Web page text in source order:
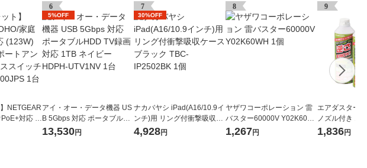
NETGEAR
対応 (1
8ポートア
6
5%OFF
アイ・オー・データ機器 US
B 5Gbps 対応 ポータブルHD
D TV録画対応 1TB ネイビー
13,530円
7
30%OFF
ナカバヤシ iPad(A16/10.9イ
ンチ)用 リング付衝撃吸収ケ
ース ブラック TBC-IP2502B
4,928円
8
ヤザワコーポレーション 雷
バスター60000V Y02K60W
H 1個
1,267円
9
エアダスター
ノズル付き エ
フロン) 逆さ使
1,836円